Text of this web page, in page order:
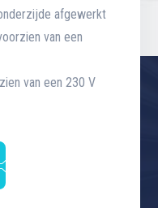
afgewerkt
van een
van een 230 V